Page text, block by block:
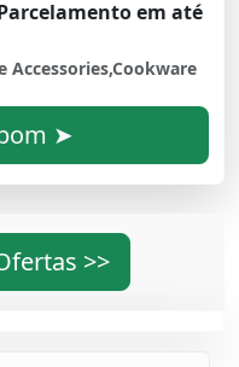
em até
Accessories,Cookware
➤
>>